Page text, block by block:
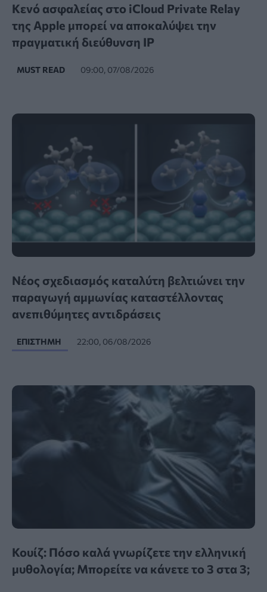
Κενό ασφαλείας στο iCloud Private Relay
της Apple μπορεί να αποκαλύψει την
πραγματική διεύθυνση IP
MUST READ 09:00, 07/08/2026
Νέος σχεδιασμός καταλύτη βελτιώνει την
παραγωγή αμμωνίας καταστέλλοντας
ανεπιθύμητες αντιδράσεις
ΕΠΙΣΤΉΜΗ 22:00, 06/08/2026
Κουίζ: Πόσο καλά γνωρίζετε την ελληνική
μυθολογία; Μπορείτε να κάνετε το 3 στα 3;